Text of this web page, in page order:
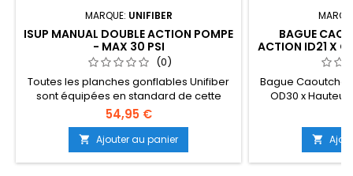
MARQUE: UNIFIBER
ISUP MANUAL DOUBLE ACTION POMPE
- MAX 30 PSI
(0)
Toutes les planches gonflables Unifiber
sont équipées en standard de cette
pompe double action. Pour les
propriétaires de planches gonflables
moins fortunés disposant de pompes à
simple course et qui recherchent un
moyen plus efficace de gonfler leurs
54,95 €
 Ajouter au panier
BAGUE
ACTION ID21 X
Bague
OD30 x
